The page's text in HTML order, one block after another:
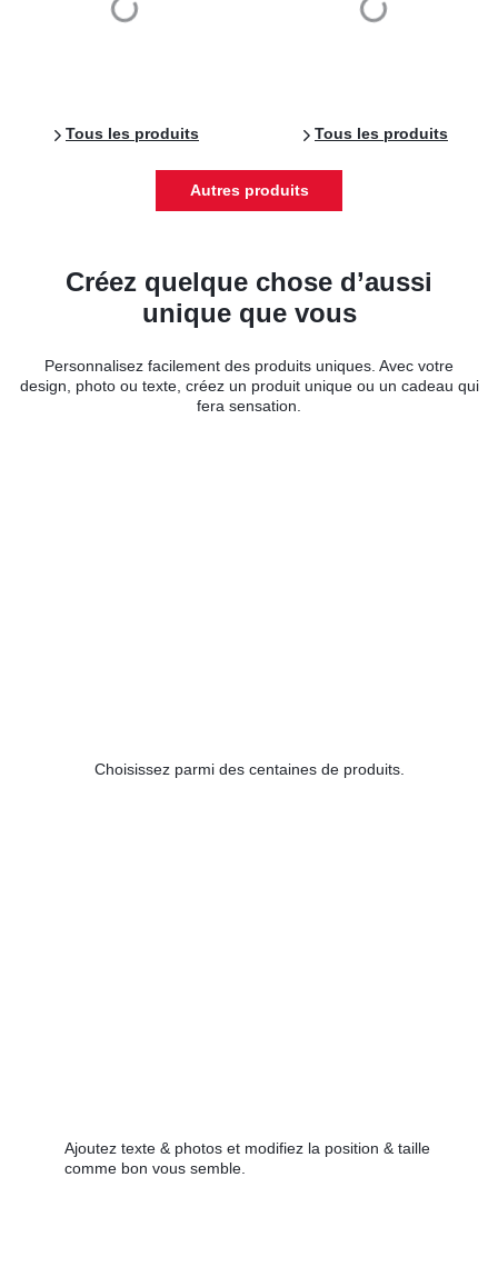
Tous les produits Tous les produits
Autres produits
Créez quelque chose d’aussi
unique que vous
Personnalisez facilement des produits uniques. Avec votre
design, photo ou texte, créez un produit unique ou un cadeau qui
fera sensation.
Choisissez parmi des centaines de produits.
Ajoutez texte & photos et modifiez la position & taille
comme bon vous semble.